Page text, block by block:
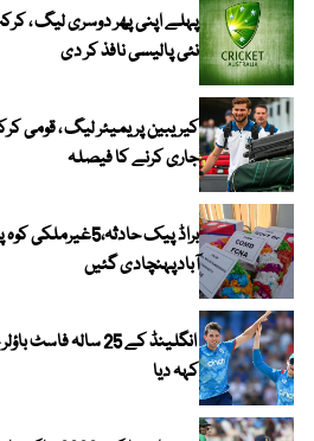
پہلے اپنی پھر دوسری لیگ ،
نئی پالیسی نافذ کر دی
جاری کرنے کا فیصلہ
براڈ پیک
آبادپہنچادی گئیں
انگلینڈ کے 25 سالہ
کہہ دیا